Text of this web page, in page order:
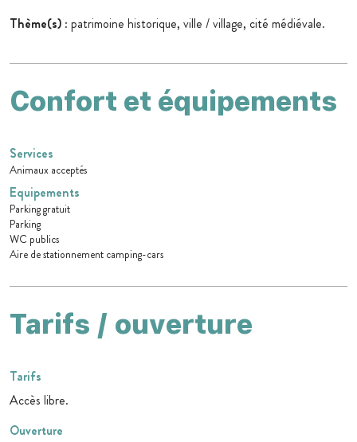
Thème(s) : patrimoine historique, ville / village, cité médiévale.
Confort et équipements
Services
Animaux acceptés
Equipements
Parking gratuit
Parking
WC publics
Aire de stationnement camping-cars
Tarifs / ouverture
Tarifs
Accès libre.
Ouverture